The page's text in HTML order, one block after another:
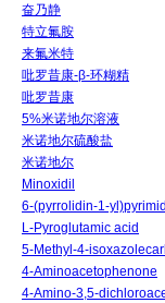
奋乃静
特立氟胺
来氟米特
吡罗昔康-β-环糊精
吡罗昔康
5%米诺地尔溶液
米诺地尔硫酸盐
米诺地尔
Minoxidil
6-(pyrrolidin-1-
L-Pyroglutamic acid
5-Methyl-4-
4-Aminoacetophenone
4-Amino-3,5-